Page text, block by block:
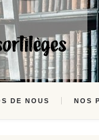
DE NOUS NOS